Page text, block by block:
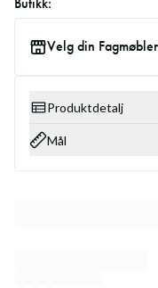
Velg din
Produktdetalj
Mål